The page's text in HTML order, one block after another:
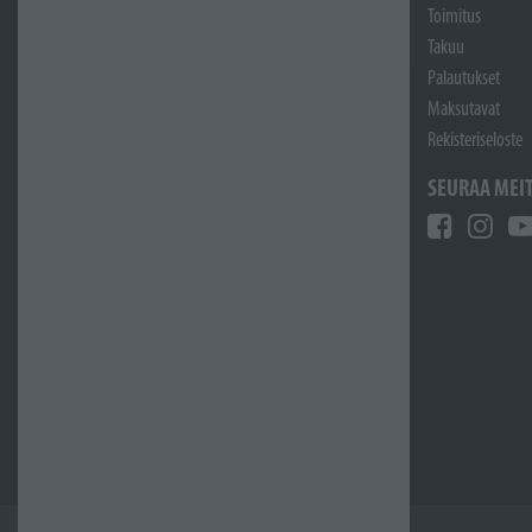
Toimitus
Takuu
Palautukset
Maksutavat
Rekisteriseloste
SEURAA